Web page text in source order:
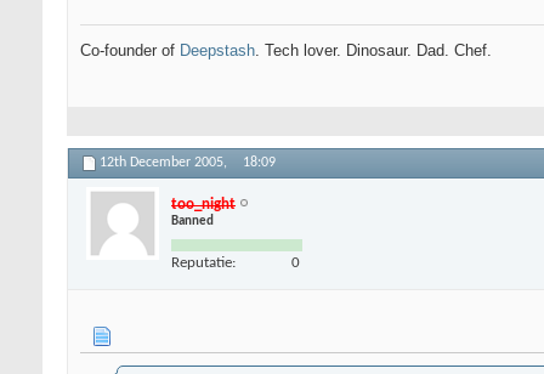
Co-founder of Deepstash. Tech lover. Dinosaur. Dad. Chef.
12th December 2005, 18:09
too_night
Banned
Reputatie: 0